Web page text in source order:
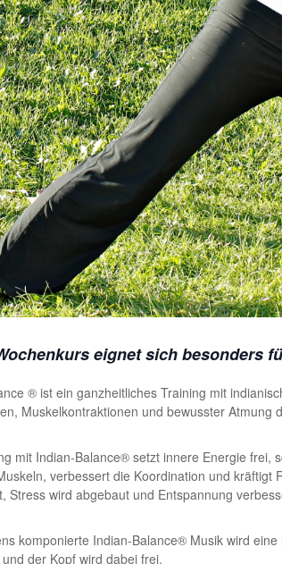
eignet sich besonders
® ist ein ganzheitliches Training mit
Muskelkontraktionen und bewusster Atmung
mit Indian-Balance® setzt innere Energie frei,
verbessert die Koordination und
Stress wird abgebaut und Entspannung
komponierte Indian-Balance® Musik wird
der Kopf wird dabei frei.